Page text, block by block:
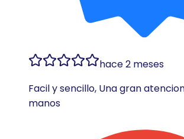
hace 2 meses
Facil y sencillo, Una gran
manos